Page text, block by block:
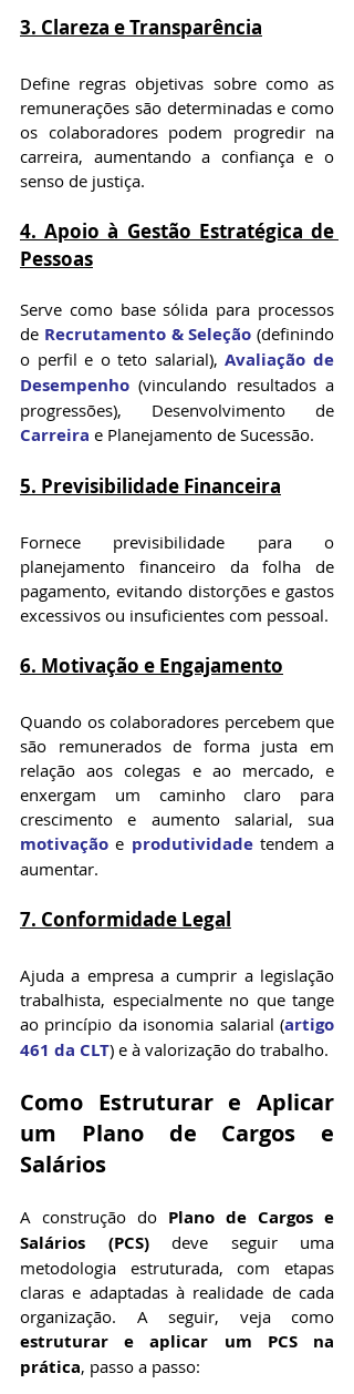
3. Clareza e Transparência
Define regras objetivas sobre como as
remunerações são determinadas e como
os colaboradores podem progredir na
carreira, aumentando a confiança e o
senso de justiça.
4. Apoio à Gestão Estratégica de
Pessoas
Serve como base sólida para processos
de Recrutamento & Seleção (definindo
o perfil e o teto salarial), Avaliação de
Desempenho (vinculando resultados a
Carreira e Planejamento de Sucessão.
5. Previsibilidade Financeira
Fornece previsibilidade para o
planejamento financeiro da folha de
pagamento, evitando distorções e gastos
excessivos ou insuficientes com pessoal.
6. Motivação e Engajamento
Quando os colaboradores percebem que
são remunerados de forma justa em
relação aos colegas e ao mercado, e
enxergam um caminho claro para
motivação e produtividade tendem a
aumentar.
7. Conformidade Legal
Ajuda a empresa a cumprir a legislação
trabalhista, especialmente no que tange
ao princípio da isonomia salarial (artigo
461 da CLT) e à valorização do trabalho.
Como Estruturar e Aplicar
um Plano de Cargos e
Salários
A construção do Plano de Cargos e
Salários (PCS) deve seguir uma
metodologia estruturada, com etapas
claras e adaptadas à realidade de cada
estruturar e aplicar um PCS na
prática, passo a passo: